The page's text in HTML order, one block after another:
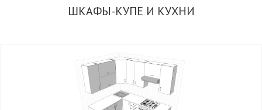
ПОДОБРАТЬ ШКАФ
ШКАФЫ-КУПЕ И КУХНИ